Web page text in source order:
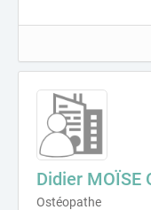
Didier MOÏSE
Ostéopathe